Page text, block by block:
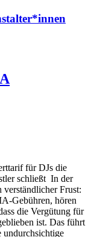
für DJs die
schließt In der
verständlicher Frust:
Gebühren, hören
die Vergütung für
ist. Das führt
undurchsichtige